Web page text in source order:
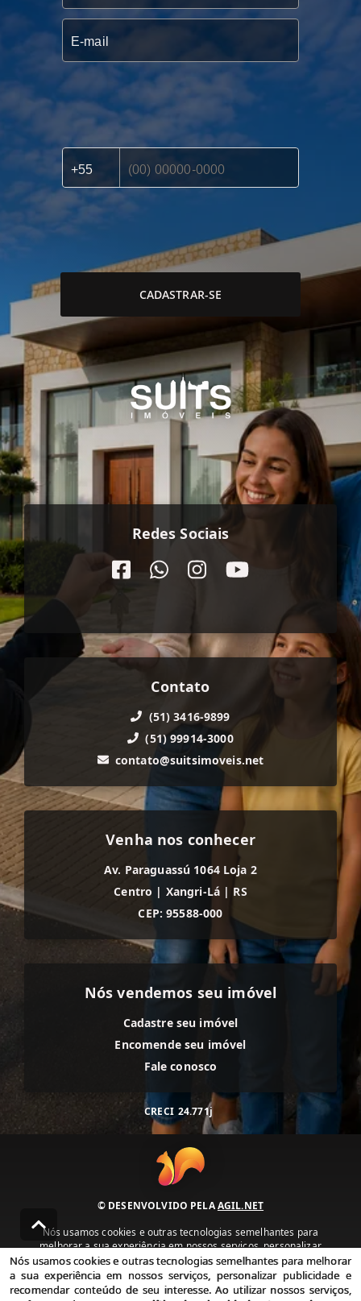
CADASTRAR-SE
Redes Sociais
Contato
(51) 3416-9899
(51) 99914-3000
contato@suitsimoveis.net
Venha nos conhecer
Av. Paraguassú 1064 Loja 2
Centro | Xangri-Lá | RS
CEP: 95588-000
Nós vendemos seu imóvel
Cadastre seu imóvel
Encomende seu imóvel
Fale conosco
CRECI 24.771j
© DESENVOLVIDO PELAAGIL.NET
Nós usamos cookies e outras tecnologias semelhantes para
melhorar a sua experiência em nossos serviços, personalizar
publicidade e recomendar conteúdo de seu interesse. Ao utilizar
nossos serviços, você concorda com nossa política de privacidade e
termos de uso.
Nós usamos cookies e outras tecnologias semelhantes para melhorar
a sua experiência em nossos serviços, personalizar publicidade e
recomendar conteúdo de seu interesse. Ao utilizar nossos serviços,